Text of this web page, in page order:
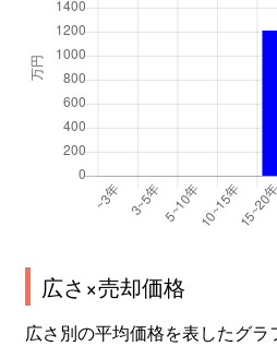
広さ×売却価格
広さ別の平均価格を表したグラ